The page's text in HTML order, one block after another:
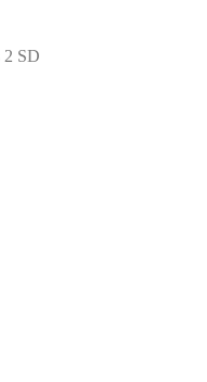
2 SD